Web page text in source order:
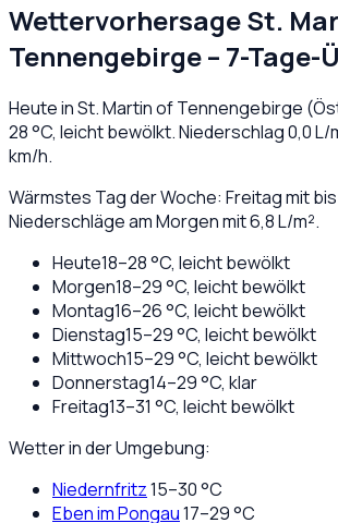
WettervorhersageSt.
Tennengebirge– 7-Tage-
Heute inSt. Martin of Tennengebirge (
28°C, leicht bewölkt. Niederschlag0,0L/
km/h.
Wärmstes Tag der Woche: Freitag mit bis
Niederschläge am Morgen mit 6,8 L/m².
Heute18–28°C, leicht bewölkt
Morgen18–29°C, leicht bewölkt
Montag16–26°C, leicht bewölkt
Dienstag15–29°C, leicht bewölkt
Mittwoch15–29°C, leicht bewölkt
Donnerstag14–29°C, klar
Freitag13–31 °C, leicht bewölkt
Wetter in der Umgebung:
Niedernfritz15–30°C
Eben im Pongau17–29°C